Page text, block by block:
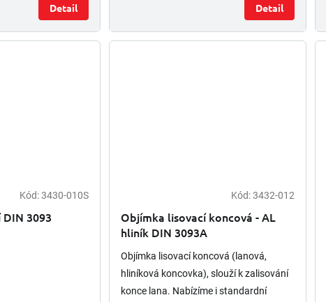
Detail Detail
Kód:3430-010S
3093
Kód:3432-012
Objímka lisovací koncová - AL
hliník DIN 3093A
Objímka lisovací koncová (lanová,
hliníková koncovka), slouží k zalisování
konce lana. Nabízíme i standardní